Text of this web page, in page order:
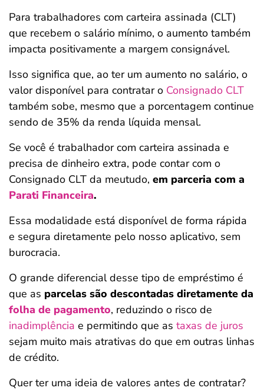
Para trabalhadores com carteira assinada (CLT)
que recebem o salário mínimo, o aumento também
impacta positivamente a margem consignável.
Isso significa que, ao ter um aumento no salário, o
valor disponível para contratar o Consignado CLT
também sobe, mesmo que a porcentagem continue
sendo de 35% da renda líquida mensal.
Se você é trabalhador com carteira assinada e
precisa de dinheiro extra, pode contar com o
Consignado CLT da meutudo, em parceria com a
Parati Financeira.
Essa modalidade está disponível de forma rápida
e segura diretamente pelo nosso aplicativo, sem
burocracia.
O grande diferencial desse tipo de empréstimo é
que as parcelas são descontadas diretamente da
folha de pagamento, reduzindo o risco de
inadimplência e permitindo que as taxas de juros
sejam muito mais atrativas do que em outras linhas
de crédito.
Quer ter uma ideia de valores antes de contratar?